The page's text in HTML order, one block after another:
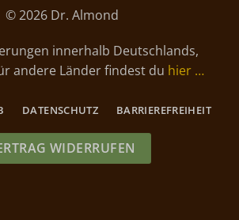
© 2026 Dr. Almond
innerhalb Deutschlands,
andere Länder findest du hier …
DATENSCHUTZ BARRIEREFREIHEIT
WIDERRUFEN